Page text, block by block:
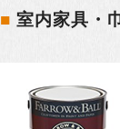
■ 室内家具・